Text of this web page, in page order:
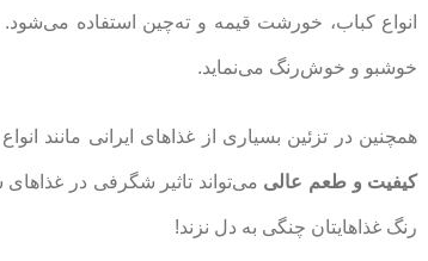
انواع کباب، خورشت قیمه و ته‌چین استفاده
خوشبو و خوش‌رنگ می‌نماید.
همچنین در تزئین بسیاری از غذاهای ایرانی مانند
کیفیت و طعم عالی می‌تواند تاثیر شگرفی در
رنگ غذاهایتان چنگی به دل نزند!